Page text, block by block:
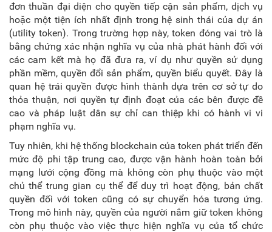
đơn thuần đại diện cho quyền tiếp cận sản phẩm, dịch vụ
hoặc một tiện ích nhất định trong hệ sinh thái của dự án
(utility token). Trong trường hợp này, token đóng vai trò là
bằng chứng xác nhận nghĩa vụ của nhà phát hành đối với
các cam kết mà họ đã đưa ra, ví dụ như quyền sử dụng
phần mềm, quyền đổi sản phẩm, quyền biểu quyết. Đây là
quan hệ trái quyền được hình thành dựa trên cơ sở tự do
thỏa thuận, nơi quyền tự định đoạt của các bên được đề
cao và pháp luật dân sự chỉ can thiệp khi có hành vi vi
phạm nghĩa vụ.
Tuy nhiên, khi hệ thống blockchain của token phát triển đến
mức độ phi tập trung cao, được vận hành hoàn toàn bởi
mạng lưới cộng đồng mà không còn phụ thuộc vào một
chủ thể trung gian cụ thể để duy trì hoạt động, bản chất
quyền đối với token cũng có sự chuyển hóa tương ứng.
Trong mô hình này, quyền của người nắm giữ token không
còn phụ thuộc vào việc thực hiện nghĩa vụ của tổ chức